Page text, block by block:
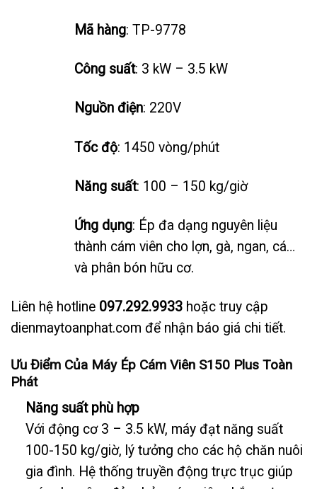
Mã hàng: TP-9778
Công suất: 3 kW – 3.5 kW
Nguồn điện: 220V
Tốc độ: 1450 vòng/phút
Năng suất: 100 – 150 kg/giờ
Ứng dụng: Ép đa dạng nguyên liệu
thành cám viên cho lợn, gà, ngan, cá…
và phân bón hữu cơ.
Liên hệ hotline 097.292.9933 hoặc truy cập
dienmaytoanphat.com để nhận báo giá chi tiết.
Ưu Điểm Của Máy Ép Cám Viên S150 Plus Toàn
Phát
Năng suất phù hợp
Với động cơ 3 – 3.5 kW, máy đạt năng suất
100-150 kg/giờ, lý tưởng cho các hộ chăn nuôi
gia đình. Hệ thống truyền động trực trục giúp